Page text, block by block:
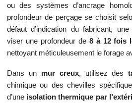
ou des systèmes d’ancrage
profondeur de perçage se choisit
défaut d’indication du fabricant,
viser une profondeur de 8 à 12 fois
nettoyant méticuleusement le forage
Dans un mur creux, utilisez des
chimique ou des chevilles
d’une isolation thermique par